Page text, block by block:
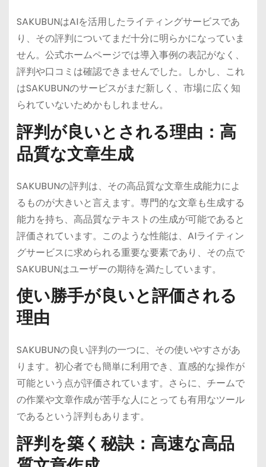
SAKUBUNはAIを活用したライティングサービスであ
り、その評判についてまだ十分に明らかになっていま
せん。公式ホームページでは導入事例の表記がなく、
評判や口コミは確認できませんでした。しかし、これ
はSAKUBUNのサービスがまだ新しく、市場に広く知
られていないためかもしれません。
評判が良いとされる理由：高
品質な文章生成
SAKUBUNの評判は、その高品質な文章生成能力によ
るものが大きいと言えます。専門的な文章も生成する
能力を持ち、高品質なテキストの生成が可能であると
評価されています。このような性能は、AIライティン
グサービスに求められる重要な要素であり、その点で
SAKUBUNはユーザーの期待を満たしています。
使い勝手が良いと評価される
理由
SAKUBUNの良い評判の一つに、その使いやすさがあ
ります。初心者でも簡単に利用でき、直感的な操作が
可能という点が評価されています。さらに、チームで
の作業や文章作成が苦手な人にとっても有用なツール
であるという評判もあります。
評判を築く秘訣：高速な高品